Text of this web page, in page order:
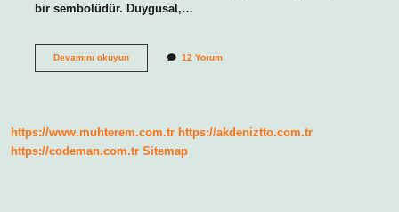
bir sembolüdür. Duygusal,…
Devamını okuyunAlfabedeki
12 Yorum
https://www.muhterem.com.tr https://akdeniztto.com.tr
https://codeman.com.tr Sitemap